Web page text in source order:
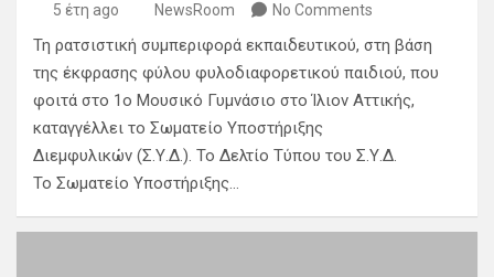
5 έτη ago NewsRoom No Comments
Τη ρατσιστική συμπεριφορά εκπαιδευτικού, στη βάση
της έκφρασης φύλου φυλοδιαφορετικού παιδιού, που
φοιτά στο 1ο Μουσικό Γυμνάσιο στο Ίλιον Αττικής,
καταγγέλλει το Σωματείο Υποστήριξης
Διεμφυλικών (Σ.Υ.Δ.). Το Δελτίο Τύπου του Σ.Υ.Δ.
Το Σωματείο Υποστήριξης…